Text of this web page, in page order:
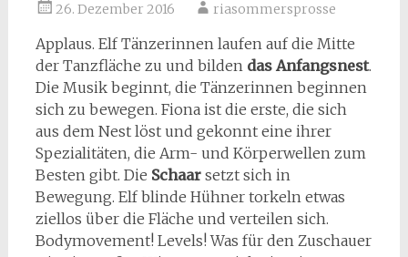
26. Dezember 2016 riasommersprosse
Applaus. Elf Tänzerinnen laufen auf die Mitte
der Tanzfläche zu und bilden das Anfangsnest.
Die Musik beginnt, die Tänzerinnen beginnen
sich zu bewegen. Fiona ist die erste, die sich
aus dem Nest löst und gekonnt eine ihrer
Spezialitäten, die Arm- und Körperwellen zum
Besten gibt. Die Schaarsetzt sich in
Bewegung. Elf blinde Hühner torkeln etwas
ziellos über die Fläche und verteilen sich.
Bodymovement! Levels! Was für den Zuschauer